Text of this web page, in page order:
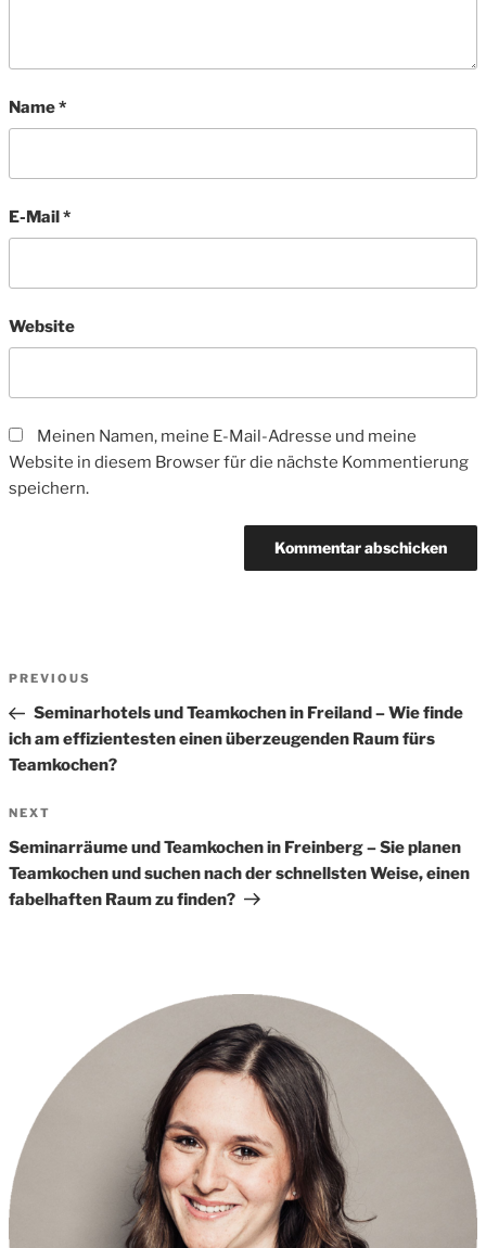
Name*
E-Mail*
Website
Meinen Namen, meine E-Mail-Adresse und meine
Website in diesem Browser für die nächste Kommentierung
speichern.
Beitrags-
Previous
Post
PREVIOUS
Seminarhotels und Teamkochen in Freiland – Wie finde
ich am effizientesten einen überzeugenden Raum fürs
Teamkochen?
Next
Post
NEXT
Seminarräume und Teamkochen in Freinberg – Sie planen
Teamkochen und suchen nach der schnellsten Weise, einen
fabelhaften Raum zu finden?